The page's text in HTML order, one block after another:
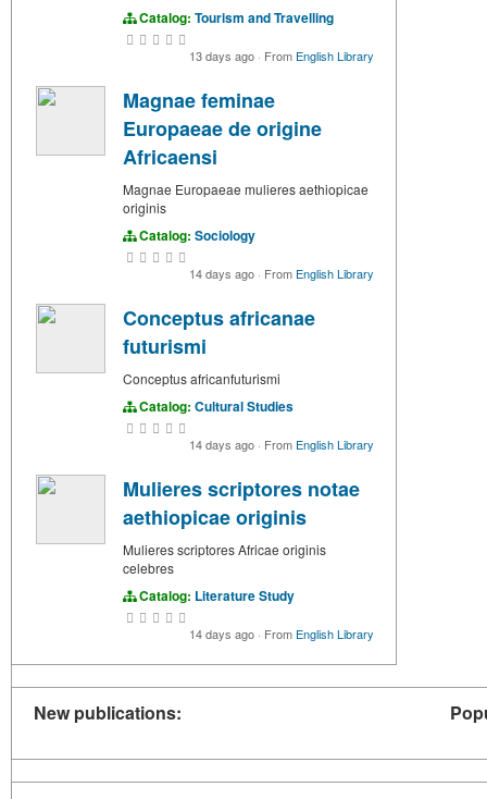
Catalog: Tourism and Travelling
13 days ago · From English Library
Magnae feminae
Europaeae de origine
Africaensi
Magnae Europaeae mulieres aethiopicae
originis
Catalog: Sociology
14 days ago · From English Library
Conceptus africanae
futurismi
Conceptus africanfuturismi
Catalog: Cultural Studies
14 days ago · From English Library
Mulieres scriptores notae
aethiopicae originis
Mulieres scriptores Africae originis
celebres
Catalog: Literature Study
14 days ago · From English Library
New publications: